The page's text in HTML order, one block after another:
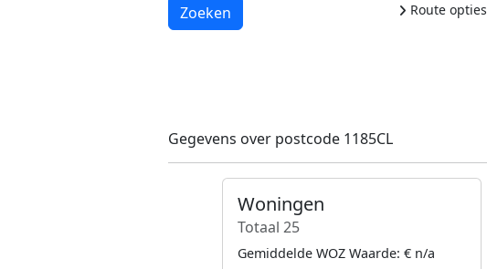
Route opties
Laden...
Zoeken
Gegevens over postcode 1185CL
Woningen
Totaal 25
Gemiddelde WOZ Waarde: € n/a